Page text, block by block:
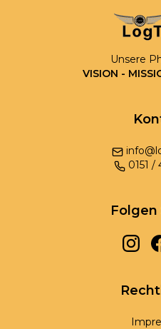
Unsere
VISION -
0151 /
Folgen